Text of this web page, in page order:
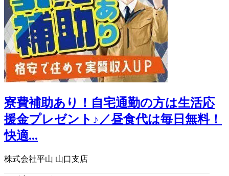
寮費補助あり！自宅通勤の方は生活応
援金プレゼント♪／昼食代は毎日無料！
快適...
株式会社平山 山口支店